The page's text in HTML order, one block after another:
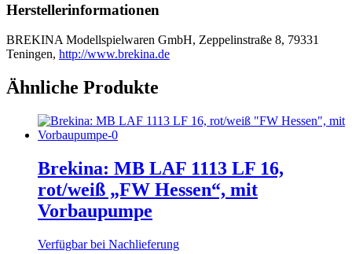
Herstellerinformationen
BREKINA Modellspielwaren GmbH, Zeppelinstraße 8, 79331
Teningen, http://www.brekina.de
Ähnliche Produkte
Brekina: MB LAF 1113 LF 16,
rot/weiß „FW Hessen“, mit
Vorbaupumpe
Verfügbar bei Nachlieferung